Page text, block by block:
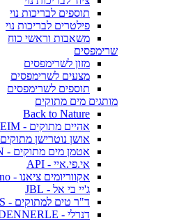
תוספים לבריכות נוי
פילטרים לבריכות נוי
משאבות וראשי כוח
שרימפסים
מזון לשרימפסים
מצעים לשרימפסים
תוספים לשרימפסים
מותגים מים מתוקים
Back to Nature
אהיים מתוקים - EHEIM
אושן נוטרישן מתוקים
אטמן מים מתוקים - ATMAN
אי.פי.איי - API
אקווריומים ציאנו - Ciano
ג'יי בי אל - JBL
ד"ר טים למתוקים - DR. TIM'S
דנרלי - DENNERLE